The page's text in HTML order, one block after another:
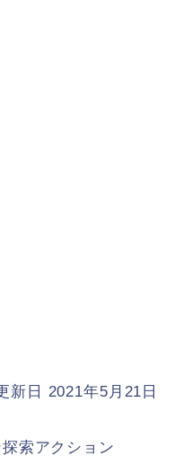
新日 2021年5月21日
索アクション